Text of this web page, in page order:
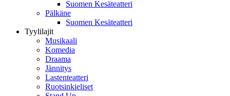
Suomen Kesäteatteri
Pälkäne
Suomen Kesäteatteri
Tyylilajit
Musikaali
Komedia
Draama
Jännitys
Lastenteatteri
Ruotsinkieliset